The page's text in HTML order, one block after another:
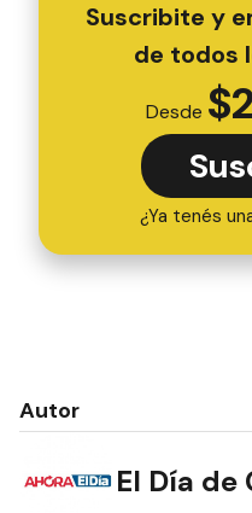
Suscribite y
de todos
Desde $
¿Ya tenés
Autor
El Día de